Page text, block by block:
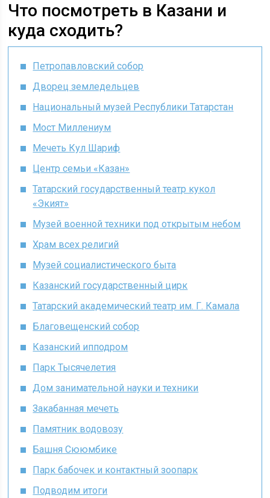
Что посмотреть в Казани и
куда сходить?
Петропавловский собор
Дворец земледельцев
Национальный музей Республики Татарстан
Мост Миллениум
Мечеть Кул Шариф
Центр семьи «Казан»
Татарский государственный театр кукол
«Экият»
Музей военной техники под открытым небом
Храм всех религий
Музей социалистического быта
Казанский государственный цирк
Татарский академический театр им. Г. Камала
Благовещенский собор
Казанский ипподром
Парк Тысячелетия
Дом занимательной науки и техники
Закабанная мечеть
Памятник водовозу
Башня Сююмбике
Парк бабочек и контактный зоопарк
Подводим итоги